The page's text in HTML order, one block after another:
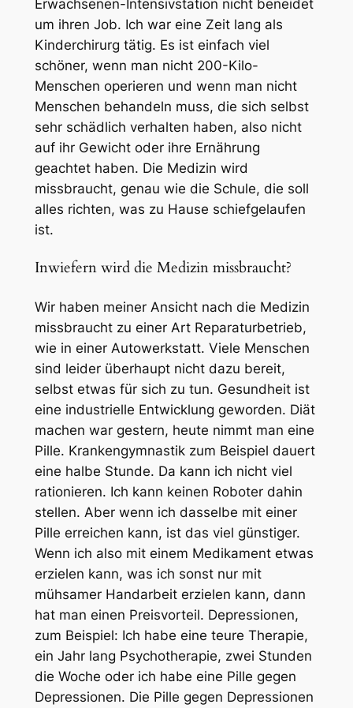
Erwachsenen-Intensivstation nicht beneidet
um ihren Job. Ich war eine Zeit lang als
Kinderchirurg tätig. Es ist einfach viel
schöner, wenn man nicht 200-Kilo-
Menschen operieren und wenn man nicht
Menschen behandeln muss, die sich selbst
sehr schädlich verhalten haben, also nicht
auf ihr Gewicht oder ihre Ernährung
geachtet haben. Die Medizin wird
missbraucht, genau wie die Schule, die soll
alles richten, was zu Hause schiefgelaufen
ist.
Inwiefern wird die Medizin missbraucht?
Wir haben meiner Ansicht nach die Medizin
missbraucht zu einer Art Reparaturbetrieb,
wie in einer Autowerkstatt. Viele Menschen
sind leider überhaupt nicht dazu bereit,
selbst etwas für sich zu tun. Gesundheit ist
eine industrielle Entwicklung geworden. Diät
machen war gestern, heute nimmt man eine
Pille. Krankengymnastik zum Beispiel dauert
eine halbe Stunde. Da kann ich nicht viel
rationieren. Ich kann keinen Roboter dahin
stellen. Aber wenn ich dasselbe mit einer
Pille erreichen kann, ist das viel günstiger.
Wenn ich also mit einem Medikament etwas
erzielen kann, was ich sonst nur mit
mühsamer Handarbeit erzielen kann, dann
hat man einen Preisvorteil. Depressionen,
zum Beispiel: Ich habe eine teure Therapie,
ein Jahr lang Psychotherapie, zwei Stunden
die Woche oder ich habe eine Pille gegen
Depressionen. Die Pille gegen Depressionen